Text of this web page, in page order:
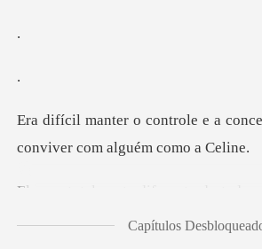
Sair
e a
co
levei pra cama, sem contar
Capítulos